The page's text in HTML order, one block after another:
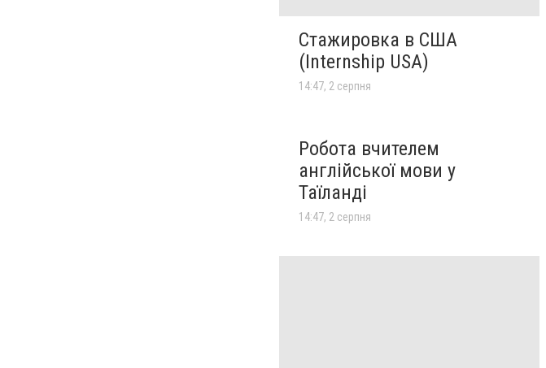
Стажировка в США
(Internship USA)
14:47, 2 серпня
Робота вчителем
англійської мови у
Таїланді
14:47, 2 серпня